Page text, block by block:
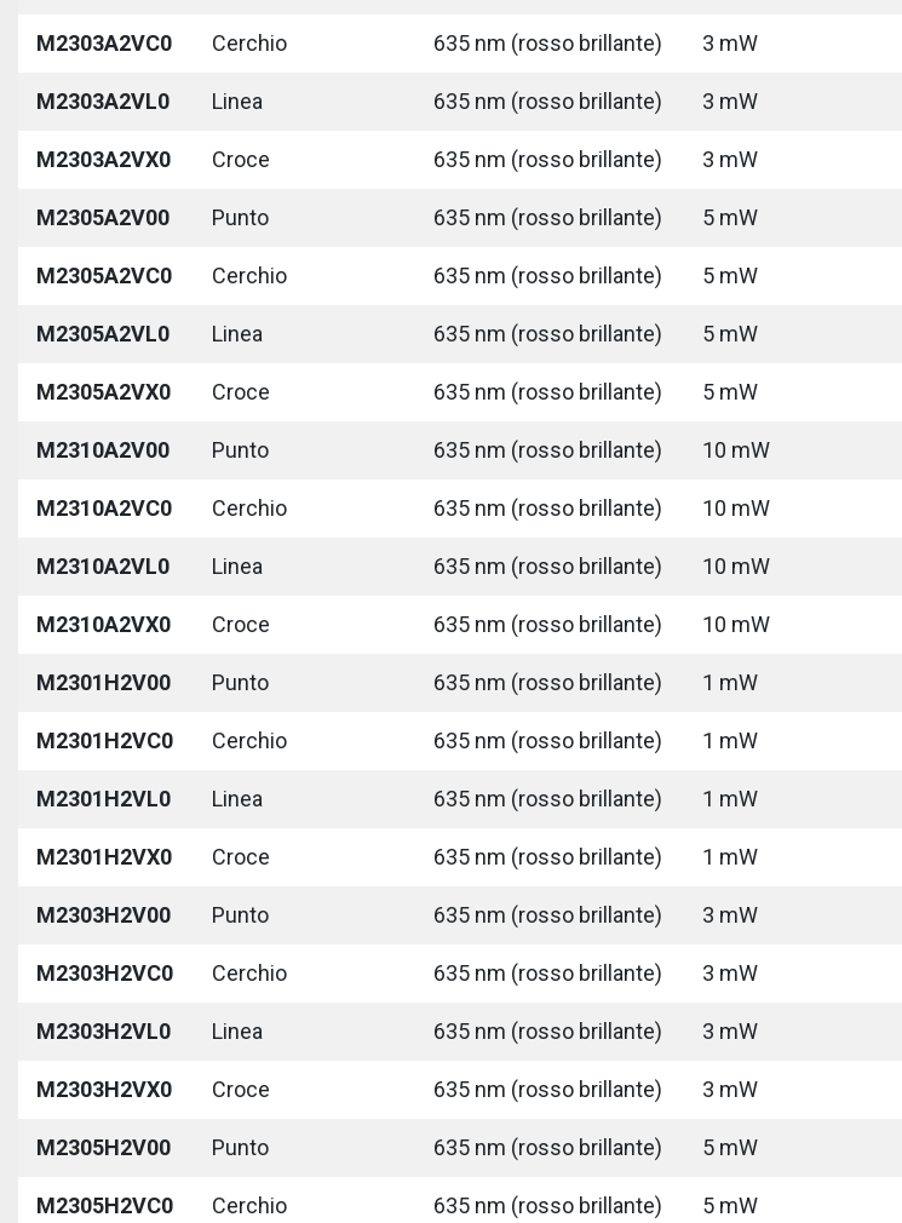
M2303A2VC0 Cerchio 635 nm (rosso brillante) 3 mW
M2303A2VL0 Linea 635 nm (rosso brillante) 3 mW
M2303A2VX0 Croce 635 nm (rosso brillante) 3 mW
M2305A2V00 Punto 635 nm (rosso brillante) 5 mW
M2305A2VC0 Cerchio 635 nm (rosso brillante) 5 mW
M2305A2VL0 Linea 635 nm (rosso brillante) 5 mW
M2305A2VX0 Croce 635 nm (rosso brillante) 5 mW
M2310A2V00 Punto 635 nm (rosso brillante) 10 mW
M2310A2VC0 Cerchio 635 nm (rosso brillante) 10 mW
M2310A2VL0 Linea 635 nm (rosso brillante) 10 mW
M2310A2VX0 Croce 635 nm (rosso brillante) 10 mW
M2301H2V00 Punto 635 nm (rosso brillante) 1 mW
M2301H2VC0 Cerchio 635 nm (rosso brillante) 1 mW
M2301H2VL0 Linea 635 nm (rosso brillante) 1 mW
M2301H2VX0 Croce 635 nm (rosso brillante) 1 mW
M2303H2V00 Punto 635 nm (rosso brillante) 3 mW
M2303H2VC0 Cerchio 635 nm (rosso brillante) 3 mW
M2303H2VL0 Linea 635 nm (rosso brillante) 3 mW
M2303H2VX0 Croce 635 nm (rosso brillante) 3 mW
M2305H2V00 Punto 635 nm (rosso brillante) 5 mW
M2305H2VC0 Cerchio 635 nm (rosso brillante) 5 mW